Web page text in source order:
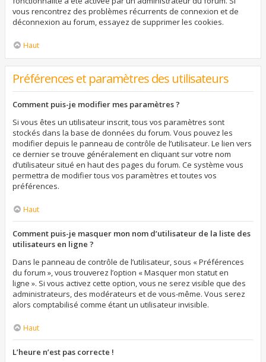
vous rencontrez des problèmes récurrents de connexion et de
déconnexion au forum, essayez de supprimer les cookies.
Haut
Préférences et paramètres des utilisateurs
Comment puis-je modifier mes paramètres ?
Si vous êtes un utilisateur inscrit, tous vos paramètres sont
stockés dans la base de données du forum. Vous pouvez les
modifier depuis le panneau de contrôle de l’utilisateur. Le lien vers
ce dernier se trouve généralement en cliquant sur votre nom
d’utilisateur situé en haut des pages du forum. Ce système vous
permettra de modifier tous vos paramètres et toutes vos
préférences.
Haut
Comment puis-je masquer mon nom d’utilisateur de la liste des
utilisateurs en ligne ?
Dans le panneau de contrôle de l’utilisateur, sous « Préférences
du forum », vous trouverez l’option « Masquer mon statut en
ligne ». Si vous activez cette option, vous ne serez visible que des
administrateurs, des modérateurs et de vous-même. Vous serez
alors comptabilisé comme étant un utilisateur invisible.
Haut
L’heure n’est pas correcte !